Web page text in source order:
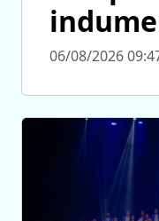
06/08/2026